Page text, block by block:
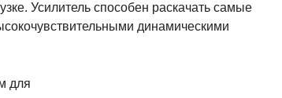
Усилитель способен раскачать самые
динамическими
для